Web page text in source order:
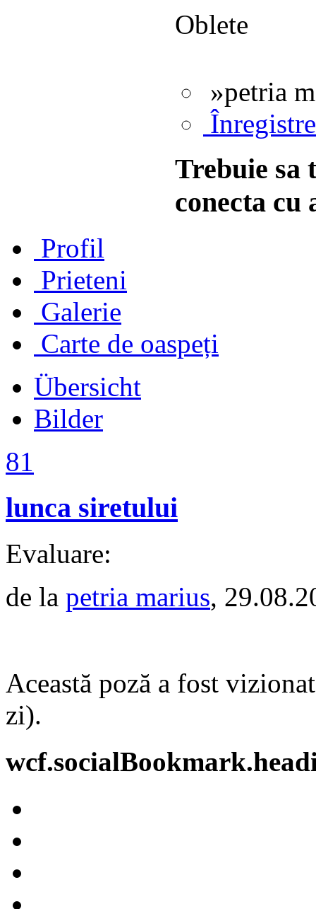
Oblete
»petria
Trebuie sa
conecta cu
Profil
Prieteni
Galerie
Carte de oaspeți
Übersicht
Bilder
81
lunca siretului
Evaluare:
de la petria marius,
Această poză a fost
zi).